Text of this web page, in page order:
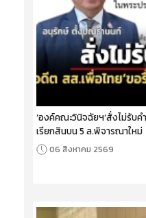
‘องค์คณะวินิจฉัยฯ’สั่งไม่รับ
เรียกสินบน 5 ล.พิจารณาใหม่
06 สิงหาคม 2569